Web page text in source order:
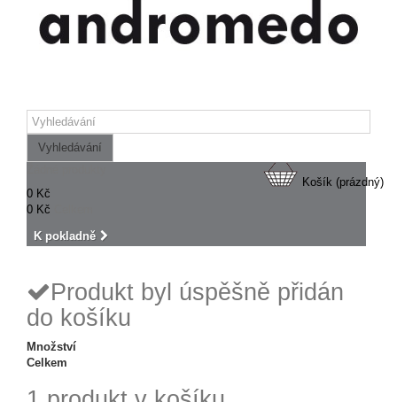
Vyhledávání
Košík (prázdný)
0 Kč
0 Kč
K pokladně
Produkt byl úspěšně přidán
do košíku
Množství
Celkem